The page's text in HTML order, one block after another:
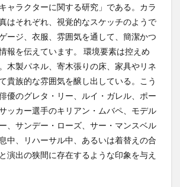
ャラクターに関する研究」である。カラ
はそれぞれ、視覚的なスケッチのようで
ージ、衣服、雰囲気を通して、簡潔かつ
報を伝えています。 環境要素は控えめ
木製パネル、寄木張りの床、家具やリネ
貴族的な雰囲気を醸し出している。こう
優のグレタ・リー、ルイ・ガレル、ポー
ッカー選手のキリアン・ムバペ、モデル
、サンデー・ローズ、サー・マンスベル
中、リハーサル中、あるいは着替えの合
演出の狭間に存在するような印象を与え